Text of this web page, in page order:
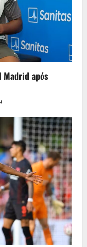
Madrid após